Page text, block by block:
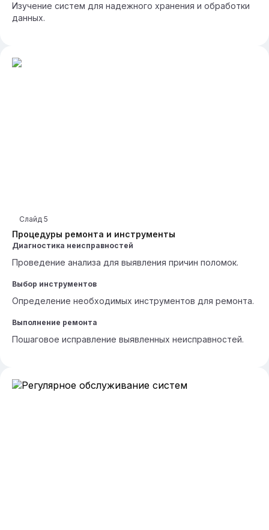
Изучение систем для надежного хранения и обработки
данных.
Процедуры ремонта и инструменты
Слайд 5
Диагностика неисправностей
Проведение анализа для выявления причин поломок.
Выбор инструментов
Определение необходимых инструментов для ремонта.
Выполнение ремонта
Пошаговое исправление выявленных неисправностей.